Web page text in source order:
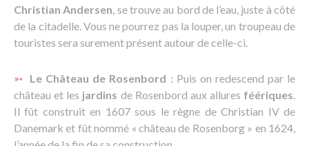
Christian Andersen, se trouve au bord de l’eau, juste à côté
de la citadelle. Vous ne pourrez pas la louper, un troupeau de
touristes sera surement présent autour de celle-ci.
➳ Le Château de Rosenbord : Puis on redescend par le
château et les jardins de Rosenbord aux allures féériques.
Il fût construit en 1607 sous le règne de Christian IV de
Danemark et fût nommé « château de Rosenborg » en 1624,